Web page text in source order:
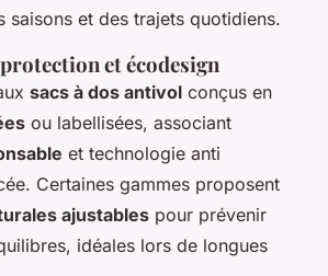
saisons et des trajets quotidiens.
et écodesign
sacs à dos antivol conçus en
ou labellisées, associant
et technologie anti
Certaines gammes proposent
ajustables pour prévenir
idéales lors de longues